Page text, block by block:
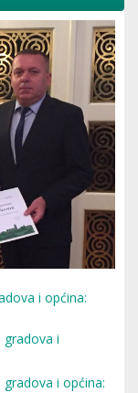
i općina:
i
i općina: